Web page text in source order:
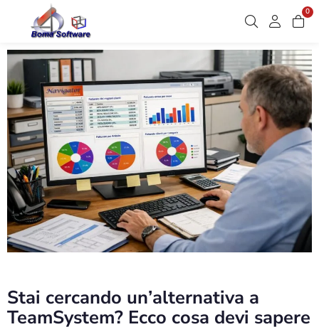
0
Stai cercando un’alternativa a
TeamSystem? Ecco cosa devi sapere